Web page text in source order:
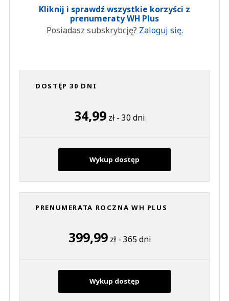
Kliknij i sprawdź wszystkie korzyści z
prenumeraty WH Plus
Posiadasz subskrybcję? Zaloguj się.
DOSTĘP 30 DNI
34,99 zł - 30 dni
Wykup dostęp
PRENUMERATA ROCZNA WH PLUS
399,99zł - 365 dni
Wykup dostęp